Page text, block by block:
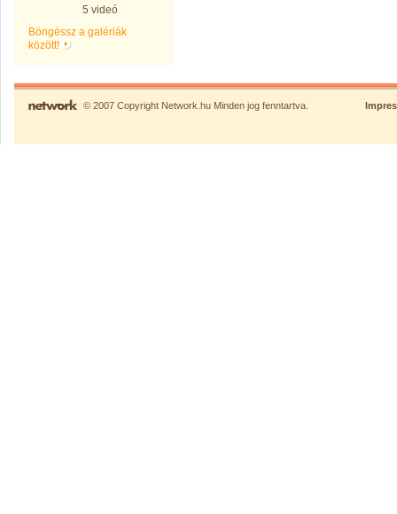
5 videó
Böngéssz a galériák
között!
© 2007 Copyright Network.hu Minden jog fenntartva.